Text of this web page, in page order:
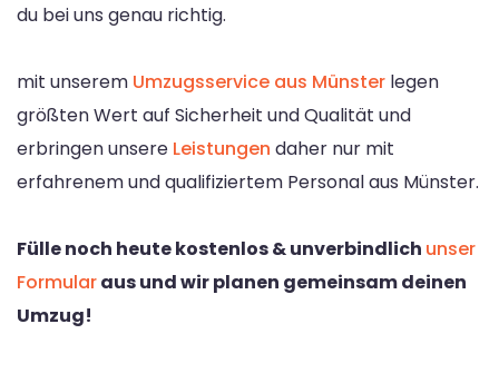
du bei uns genau richtig.
mit unserem Umzugsservice aus Münster legen
größten Wert auf Sicherheit und Qualität und
erbringen unsere Leistungen daher nur mit
erfahrenem und qualifiziertem Personal aus Münster.
Fülle noch heute kostenlos & unverbindlich unser
Formularaus und wir planen gemeinsam deinen
Umzug!